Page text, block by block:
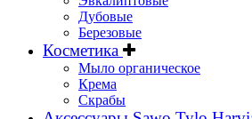
Дубовые
Березовые
Косметика
Мыло органическое
Крема
Скрабы